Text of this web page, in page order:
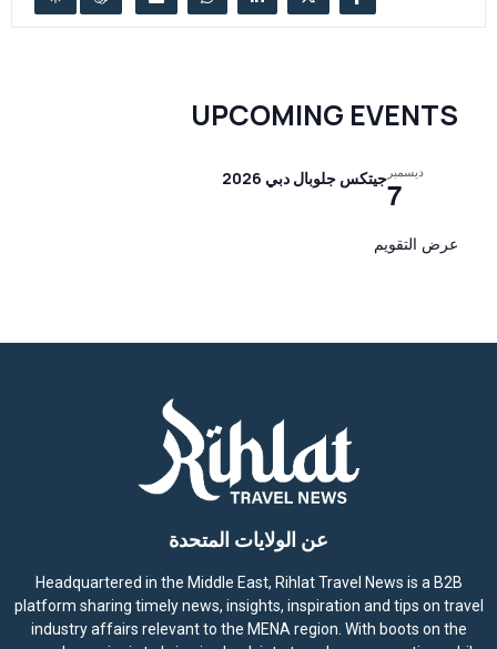
UPCOMING EVENTS
ديسمبر
7جيتكس جلوبال دبي 2026
عرض التقويم
عن الولايات المتحدة
Headquartered in the Middle East, Rihlat Travel News is a B2B
platform sharing timely news, insights, inspiration and tips on travel
industry affairs relevant to the MENA region. With boots on the